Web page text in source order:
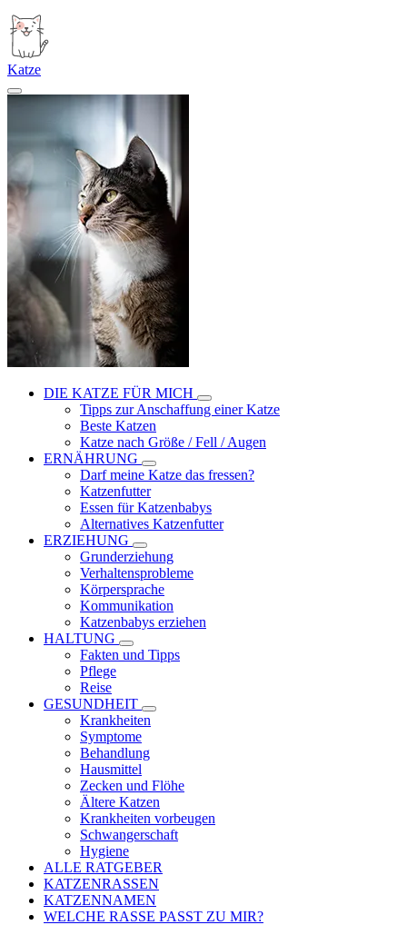
Katze
DIE KATZE FÜR MICH
Tipps zur Anschaffung einer Katze
Beste Katzen
Katze nach Größe / Fell / Augen
ERNÄHRUNG
Darf meine Katze das fressen?
Katzenfutter
Essen für Katzenbabys
Alternatives Katzenfutter
ERZIEHUNG
Grunderziehung
Verhaltensprobleme
Körpersprache
Kommunikation
Katzenbabys erziehen
HALTUNG
Fakten und Tipps
Pflege
Reise
GESUNDHEIT
Krankheiten
Symptome
Behandlung
Hausmittel
Zecken und Flöhe
Ältere Katzen
Krankheiten vorbeugen
Schwangerschaft
Hygiene
ALLE RATGEBER
KATZENRASSEN
KATZENNAMEN
WELCHE RASSE PASST ZU MIR?